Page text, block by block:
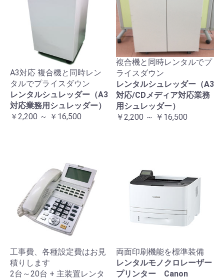
A3対応 複合機と同時レン
タルでプライスダウン
レンタルシュレッダー（A3
対応業務用シュレッダー）
￥2,200 ～ ￥16,500
複合機と同時レンタルでプ
ライスダウン
レンタルシュレッダー（A3
対応/CDメディア対応業務
用シュレッダー）
￥2,200 ～ ￥16,500
工事費、各種設定費はお見
積りします
2台～20台 + 主装置レンタ
両面印刷機能を標準装備
レンタルモノクロレーザー
プリンター Canon